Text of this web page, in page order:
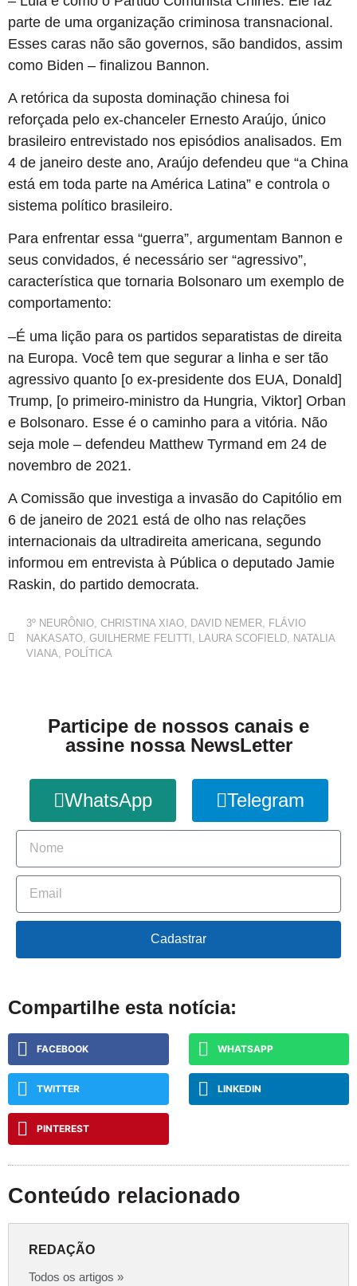
parte de uma organização criminosa transnacional.
Esses caras não são governos, são bandidos, assim
como Biden – finalizou Bannon.
A retórica da suposta dominação chinesa foi
reforçada pelo ex-chanceler Ernesto Araújo, único
brasileiro entrevistado nos episódios analisados. Em
4 de janeiro deste ano, Araújo defendeu que “a China
está em toda parte na América Latina” e controla o
sistema político brasileiro.
Para enfrentar essa “guerra”, argumentam Bannon e
seus convidados, é necessário ser “agressivo”,
característica que tornaria Bolsonaro um exemplo de
comportamento:
–É uma lição para os partidos separatistas de direita
na Europa. Você tem que segurar a linha e ser tão
agressivo quanto [o ex-presidente dos EUA, Donald]
Trump, [o primeiro-ministro da Hungria, Viktor] Orban
e Bolsonaro. Esse é o caminho para a vitória. Não
seja mole – defendeu Matthew Tyrmand em 24 de
novembro de 2021.
A Comissão que investiga a invasão do Capitólio em
6 de janeiro de 2021 está de olho nas relações
internacionais da ultradireita americana, segundo
informou em entrevista à Pública o deputado Jamie
Raskin, do partido democrata.
3º NEURÔNIO CHRISTINA XIAO DAVID NEMER FLÁVIO
NAKASATO GUILHERME FELITTI LAURA SCOFIELD NATALIA
VIANA
POLÍTICA
Participe de nossos canais e
assine nossa NewsLetter
WhatsApp Telegram
Cadastrar
Compartilhe esta notícia:
FACEBOOK WHATSAPP
TWITTER LINKEDIN
PINTEREST
Conteúdo relacionado
REDAÇÃO
Todos os artigos »